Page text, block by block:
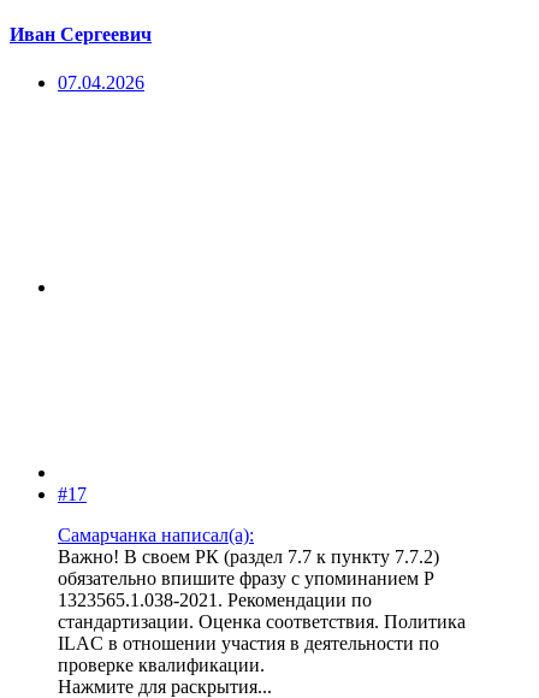
Иван Сергеевич
07.04.2026
#17
Самарчанка написал(а):
Важно! В своем РК (раздел 7.7 к пункту 7.7.2)
обязательно впишите фразу с упоминанием Р
1323565.1.038-2021. Рекомендации по
стандартизации. Оценка соответствия. Политика
ILAC в отношении участия в деятельности по
проверке квалификации.
Нажмите для раскрытия...